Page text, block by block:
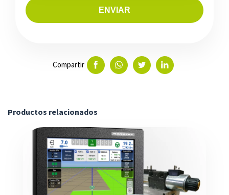
ENVIAR
Compartir
Productos relacionados